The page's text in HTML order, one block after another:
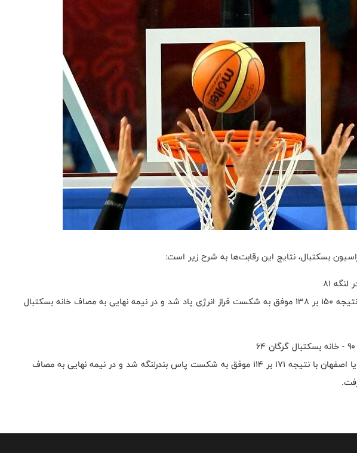
بسکتبال، نتایج این رقابت‌ها به شرح زیر است:
در مجموع پاس بندرلنگه با نتیجه ۱۵۰ بر ۱۳۸ موفق به شکست فراز انرژی پاد شد و در نیمه نهایی به مصاف خانه بسکتبال
در مجموع سامان صنعت پویا اصفهان با نتیجه ۱۷۱ بر ۱۱۴ موفق به شکست پاس بندرلنگه شد و در نیمه نهایی به مصاف